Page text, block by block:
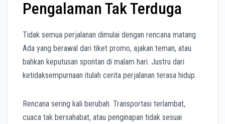
Pengalaman Tak Terduga
Tidak semua perjalanan dimulai dengan rencana matang.
Ada yang berawal dari tiket promo, ajakan teman, atau
bahkan keputusan spontan di malam hari. Justru dari
ketidaksempurnaan itulah cerita perjalanan terasa hidup.
Rencana sering kali berubah. Transportasi terlambat,
cuaca tak bersahabat, atau penginapan tidak sesuai